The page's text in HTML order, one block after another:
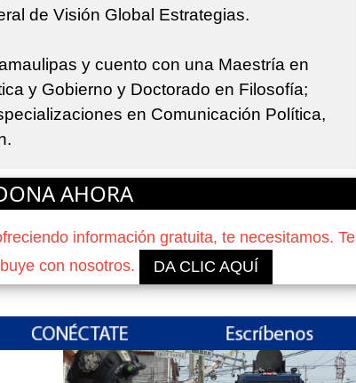
de Visión Global Estrategias.
y cuento con una Maestría en
y Gobierno y Doctorado en Filosofía;
en Comunicación Política,
AHORA
información gratuita, te necesitamos. Te
con nosotros.
DA CLIC AQUÍ